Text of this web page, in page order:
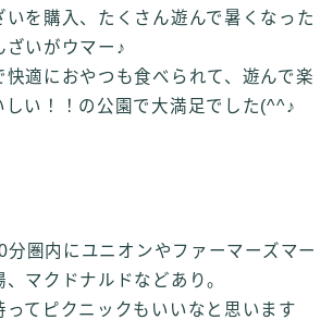
を購入、たくさん遊んで暑くなった
ざいがウマー♪
快適におやつも食べられて、遊んで楽
しい！！の公園で大満足でした(^^♪
分圏内にユニオンやファーマーズマー
マクドナルドなどあり。
てピクニックもいいなと思います